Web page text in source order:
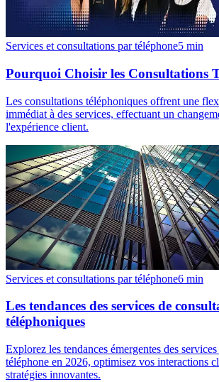
Services et consultations par téléphone5 min
Pourquoi Choisir les Consultations
Les consultations téléphoniques offrent une
immédiat à des services, effectuant un
l'expérience client.
Services et consultations par téléphone6 min
Les tendances des services de
téléphoniques
Explorez les tendances émergentes des
téléphone en 2026, optimisez vos interactions
stratégies innovantes.